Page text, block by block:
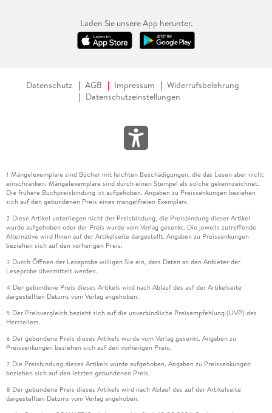
Laden Sie unsere App herunter.
Datenschutz AGB Impressum
Widerrufsbelehrung
Datenschutzeinstellungen
1 Mängelexemplare sind Bücher mit leichten Beschädigungen, die das Lesen aber nicht
einschränken. Mängelexemplare sind durch einen Stempel als solche gekennzeichnet.
Die frühere Buchpreisbindung ist aufgehoben. Angaben zu Preissenkungen beziehen
sich auf den gebundenen Preis eines mangelfreien Exemplars.
2 Diese Artikel unterliegen nicht der Preisbindung, die Preisbindung dieser Artikel
wurde aufgehoben oder der Preis wurde vom Verlag gesenkt. Die jeweils zutreffende
Alternative wird Ihnen auf der Artikelseite dargestellt. Angaben zu Preissenkungen
beziehen sich auf den vorherigen Preis.
3 Durch Öffnen der Leseprobe willigen Sie ein, dass Daten an den Anbieter der
Leseprobe übermittelt werden.
4 Der gebundene Preis dieses Artikels wird nach Ablauf des auf der Artikelseite
dargestellten Datums vom Verlag angehoben.
5 Der Preisvergleich bezieht sich auf die unverbindliche Preisempfehlung (UVP) des
Herstellers.
6 Der gebundene Preis dieses Artikels wurde vom Verlag gesenkt. Angaben zu
Preissenkungen beziehen sich auf den vorherigen Preis.
7 Die Preisbindung dieses Artikels wurde aufgehoben. Angaben zu Preissenkungen
beziehen sich auf den letzten gebundenen Preis.
8 Der gebundene Preis dieses Artikels wird nach Ablauf des auf der Artikelseite
dargestellten Datums vom Verlag angehoben.